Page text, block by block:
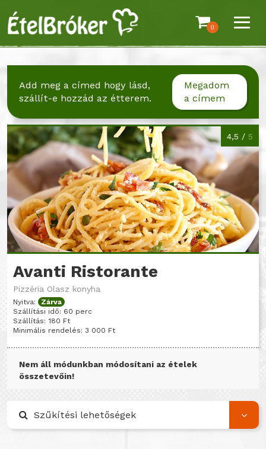
0
Add meg a címed hogy lásd,
szállít-e hozzád az étterem.
Megadom
a címem
4,5 / 5
Avanti Ristorante
Pizzéria Olasz konyha
Nyitva:
Zárva
Szállítási idő: 60 perc
Szállítás: 180 Ft
Minimális rendelés: 3 000 Ft
Nem áll módunkban módosítani az ételek
összetevőin!
Szűkítési lehetőségek